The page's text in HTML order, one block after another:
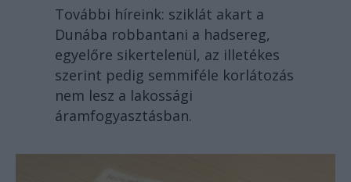
További híreink: sziklát akart a
Dunába robbantani a hadsereg,
egyelőre sikertelenül, az illetékes
szerint pedig semmiféle korlátozás
nem lesz a lakossági
áramfogyasztásban.